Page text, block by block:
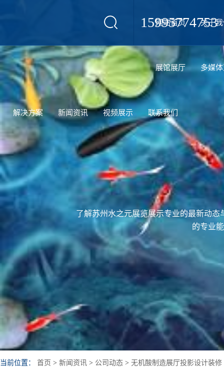
15995774753
网站首页 关于
展馆展厅 多媒
解决方案 新闻资讯 视频展示 联系我们
了解苏州水之元展览展示专业的最新动
的专业
当前位置： 首页 > 新闻资讯 > 公司动态 > 无机酸制造展厅投影设计装修